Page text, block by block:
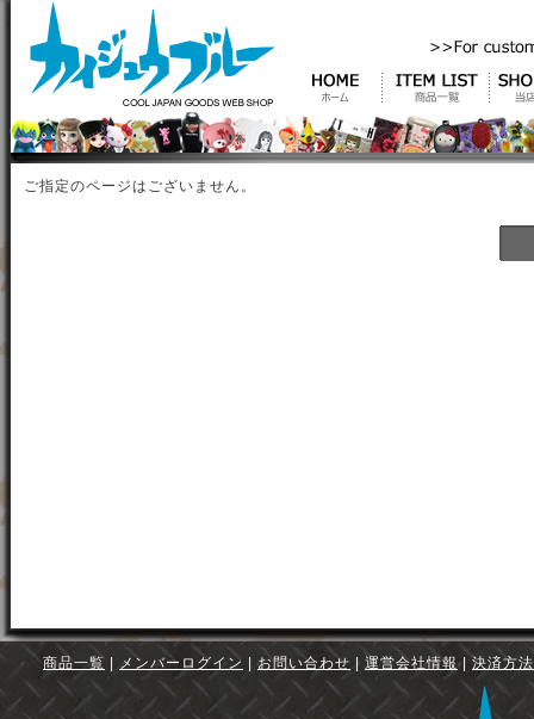
ご指定のページはございません。
商品一覧 メンバーログイン お問い合わせ 運営会社情報| 決済方